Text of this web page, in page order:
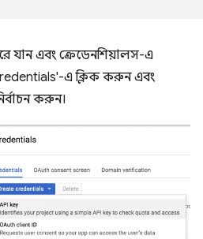
যান এবং ক্রেডেনশিয়ালস-এ
এ ক্লিক করুন এবং
করুন।